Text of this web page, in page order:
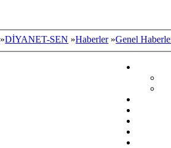
»DİYANET-SEN »Haberler »Genel